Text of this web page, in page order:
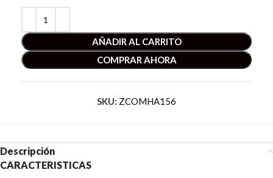
AÑADIR AL CARRITO
COMPRAR AHORA
SKU: ZCOMHA156
Descripción
CARACTERISTICAS